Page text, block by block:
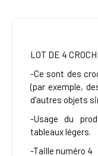
LOT DE 4
-Ce sont des
(par exemple,
d'autres objets
-Usage du
tableaux légers.
-Taille numéro 4